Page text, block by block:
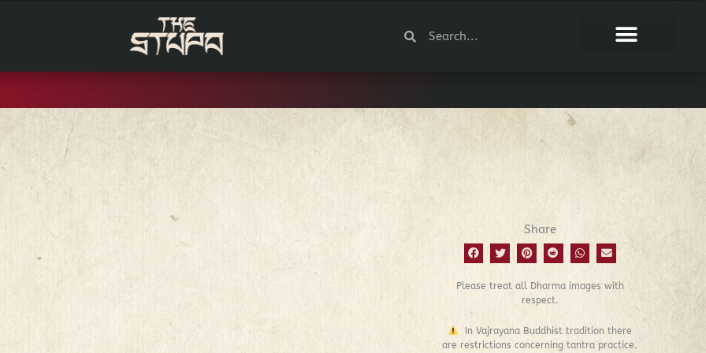
Share
Please treat all Dharma images with
respect.
In Vajrayana Buddhist tradition there
are restrictions concerning tantra practice.